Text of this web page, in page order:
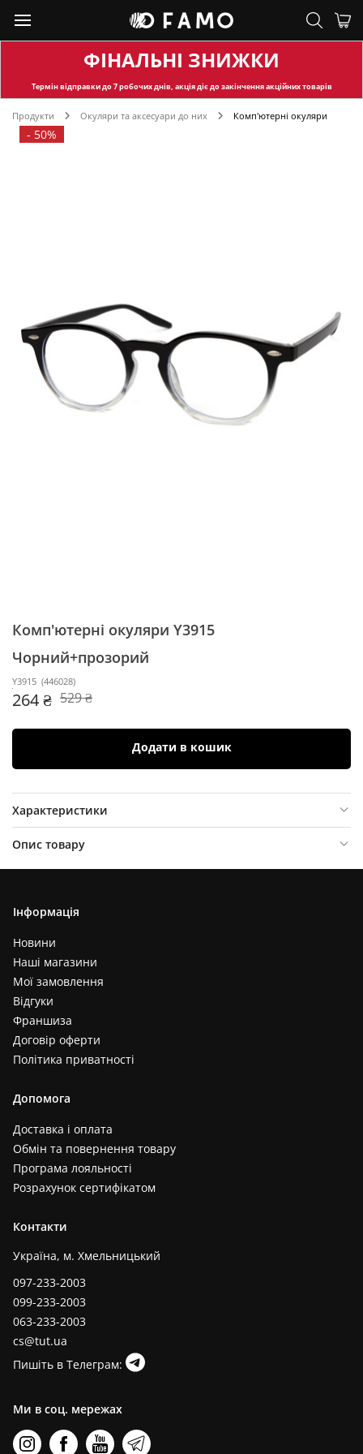
ФІНАЛЬНІ ЗНИЖКИ
Термін відправкидо 7 робочих днів, акція діє до закінчення акційних товарів
Продукти Окуляри та аксесуари до них Комп'ютерні окуляри
- 50%
Комп'ютерні окуляри Y3915
Чорний+прозорий
Y3915 (446028)
264 ₴ 529 ₴
Додати в кошик
Характеристики
Опис товару
Інформація
Новини
Наші магазини
Мої замовлення
Відгуки
Франшиза
Договір оферти
Політика приватності
Допомога
Доставка і оплата
Обмін та повернення товару
Програма лояльності
Розрахунок сертифікатом
Контакти
Україна, м. Хмельницький
097-233-2003
099-233-2003
063-233-2003
cs@tut.ua
Пишіть в Телеграм:
Ми в соц. мережах